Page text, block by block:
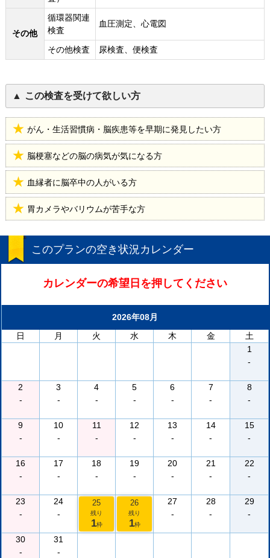
その他
循環器関連
検査
血圧測定、心電図
その他検査 尿検査、便検査
この検査を受けて欲しい方
がん・生活習慣病・脳疾患等を早期に発見したい方
脳梗塞などの脳の病気が気になる方
血縁者に脳卒中の人がいる方
胃カメラやバリウムが苦手な方
このプランの空き状況カレンダー
カレンダーの希望日を押してください
2026年08月
日
月 火 水 木 金
土
1
-
2
-
3
-
4
-
5
-
6
-
7
-
8
-
9
-
10
-
11
-
12
-
13
-
14
-
15
-
16
-
17
-
18
-
19
-
20
-
21
-
22
-
23
-
24
-
25
残り
1枠
26
残り
1枠
27
-
28
-
29
-
30
-
31
-